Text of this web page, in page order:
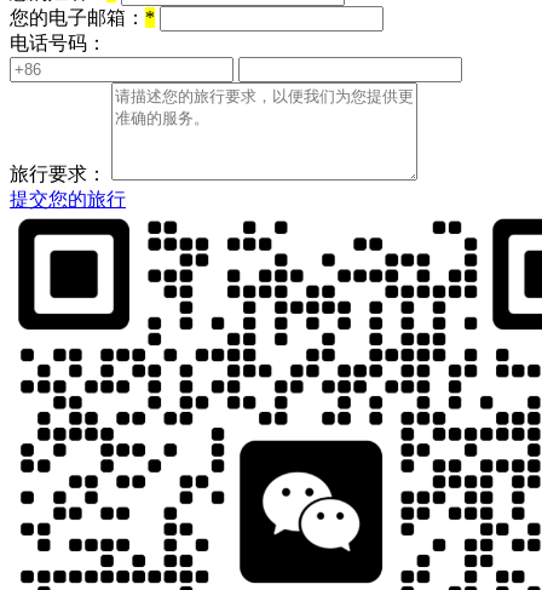
您的电子邮箱： *
电话号码：
旅行要求：
提交您的旅行